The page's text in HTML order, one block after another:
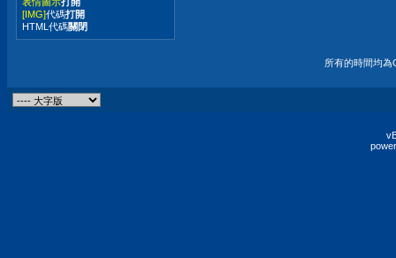
[IMG]代碼打開
HTML代碼關閉
所有的時間均為